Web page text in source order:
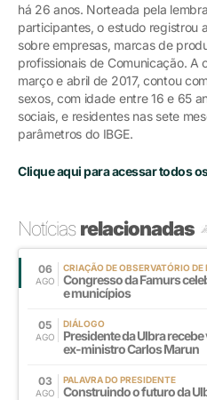
há 26 anos. Norteada pela
participantes, o estudo registrou
sobre empresas, marcas de
profissionais de Comunicação. A
março e abril de 2017, contou
sexos, com idade entre 16 e 65
sociais, e residentes nas sete
parâmetros do IBGE.
Clique aqui para acessar todos
Notíciasrelacionadas
06
AGO
CRIAÇÃO DE OBSERVATÓRIO DE
Congresso da Famurs
e municípios
05
AGO
DIÁLOGO
Presidente da Ulbra
ex-ministro Carlos Marun
03
AGO
PALAVRA DO PRESIDENTE
Construindo o futuro da